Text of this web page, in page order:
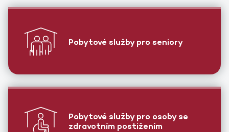
Pobytové služby pro seniory
Pobytové služby pro osoby se
zdravotním postižením